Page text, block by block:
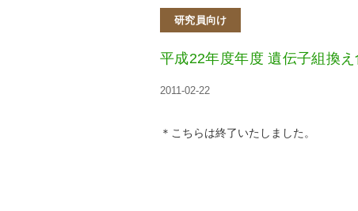
研究員向け
平成22年度年度 遺伝子組換
2011-02-22
＊こちらは終了いたしました。